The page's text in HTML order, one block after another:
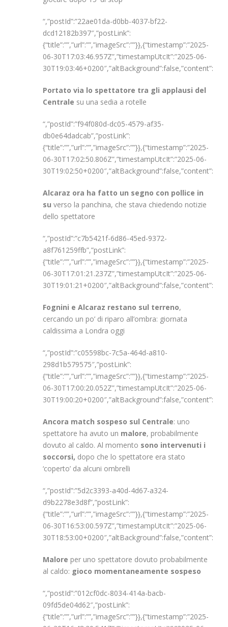
“,”postId”:”22ae01da-d0bb-4037-bf22-
dcd12182b397″,”postLink”:
{“title”:””,”url”:””,”imageSrc”:””}},{“timestamp”:”2025-
06-30T17:03:46.957Z”,”timestampUtcIt”:”2025-06-
30T19:03:46+0200″,”altBackground”:false,”content”:”
Portato via lo spettatore tra gli applausi del
Centrale su una sedia a rotelle
“,”postId”:”f94f080d-dc05-4579-af35-
db0e64dadcab”,”postLink”:
{“title”:””,”url”:””,”imageSrc”:””}},{“timestamp”:”2025-
06-30T17:02:50.806Z”,”timestampUtcIt”:”2025-06-
30T19:02:50+0200″,”altBackground”:false,”content”:”
Alcaraz ora ha fatto un segno con pollice in
su verso la panchina, che stava chiedendo notizie
dello spettatore
“,”postId”:”c7b5421f-6d86-45ed-9372-
a8f761259ffb”,”postLink”:
{“title”:””,”url”:””,”imageSrc”:””}},{“timestamp”:”2025-
06-30T17:01:21.237Z”,”timestampUtcIt”:”2025-06-
30T19:01:21+0200″,”altBackground”:false,”content”:”
Fognini e Alcaraz restano sul terreno,
cercando un po’ di riparo all’ombra: giornata
caldissima a Londra oggi
“,”postId”:”c05598bc-7c5a-464d-a810-
298d1b579575″,”postLink”:
{“title”:””,”url”:””,”imageSrc”:””}},{“timestamp”:”2025-
06-30T17:00:20.052Z”,”timestampUtcIt”:”2025-06-
30T19:00:20+0200″,”altBackground”:false,”content”:”
Ancora match sospeso sul Centrale: uno
spettatore ha avuto un malore, probabilmente
dovuto al caldo. Al momento sono intervenuti i
soccorsi, dopo che lo spettatore era stato
‘coperto’ da alcuni ombrelli
“,”postId”:”5d2c3393-a40d-4d67-a324-
d9b2278e3d8f”,”postLink”:
{“title”:””,”url”:””,”imageSrc”:””}},{“timestamp”:”2025-
06-30T16:53:00.597Z”,”timestampUtcIt”:”2025-06-
30T18:53:00+0200″,”altBackground”:false,”content”:”
Malore per uno spettatore dovuto probabilmente
al caldo: gioco momentaneamente sospeso
“,”postId”:”012cf0dc-8034-414a-bacb-
09fd5de04d62″,”postLink”:
{“title”:””,”url”:””,”imageSrc”:””}},{“timestamp”:”2025-